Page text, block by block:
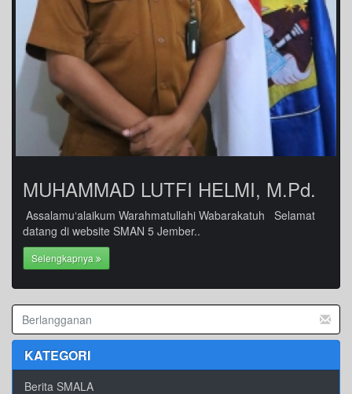
MUHAMMAD LUTFI HELMI, M.Pd.
Assalamu‘alaikum Warahmatullahi Wabarakatuh Selamat
datang di website SMAN 5 Jember..
Selengkapnya
KATEGORI
Berita SMALA